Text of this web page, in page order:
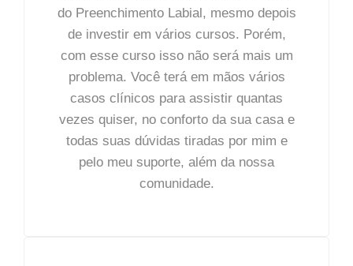
do Preenchimento Labial, mesmo depois
de investir em vários cursos. Porém,
com esse curso isso não será mais um
problema. Você terá em mãos vários
casos clínicos para assistir quantas
vezes quiser, no conforto da sua casa e
todas suas dúvidas tiradas por mim e
pelo meu suporte, além da nossa
comunidade.